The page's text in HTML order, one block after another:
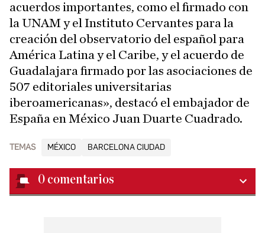
acuerdos importantes, como el firmado con
la UNAM y el Instituto Cervantes para la
creación del observatorio del español para
América Latina y el Caribe, y el acuerdo de
Guadalajara firmado por las asociaciones de
507 editoriales universitarias
iberoamericanas», destacó el embajador de
España en México Juan Duarte Cuadrado.
TEMAS MÉXICO BARCELONA CIUDAD
0 comentarios